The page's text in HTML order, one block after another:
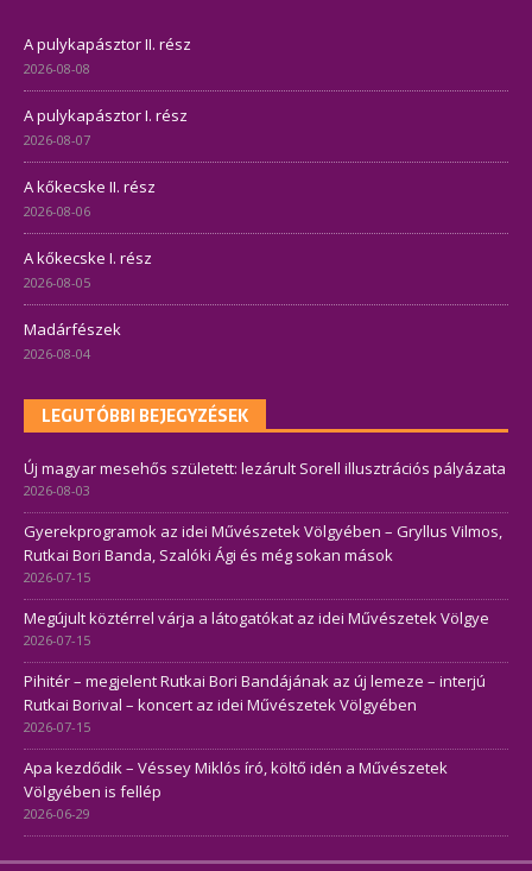
A pulykapásztor II. rész
2026-08-08
A pulykapásztor I. rész
2026-08-07
A kőkecske II. rész
2026-08-06
A kőkecske I. rész
2026-08-05
Madárfészek
2026-08-04
LEGUTÓBBI BEJEGYZÉSEK
Új magyar mesehős született: lezárult Sorell illusztrációs pályázata
2026-08-03
Gyerekprogramok az idei Művészetek Völgyében – Gryllus Vilmos,
Rutkai Bori Banda, Szalóki Ági és még sokan mások
2026-07-15
Megújult köztérrel várja a látogatókat az idei Művészetek Völgye
2026-07-15
Pihitér – megjelent Rutkai Bori Bandájának az új lemeze – interjú
Rutkai Borival – koncert az idei Művészetek Völgyében
2026-07-15
Apa kezdődik – Véssey Miklós író, költő idén a Művészetek
Völgyében is fellép
2026-06-29